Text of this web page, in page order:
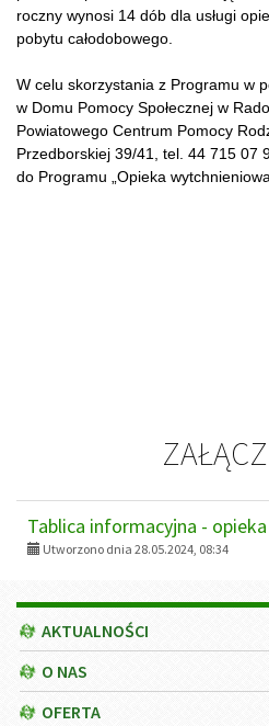
roczny wynosi 14 dób dla usługi
pobytu całodobowego.
W celu skorzystania z Programu w
w Domu Pomocy Społecznej w
Powiatowego Centrum Pomocy
Przedborskiej 39/41, tel. 44 715 07
do Programu „Opieka
Tablica informacyjna -
Utworzono dnia 28.05.2024, 08:34
Menu
AKTUALNOŚCI
O NAS
OFERTA